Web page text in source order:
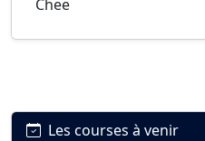
Les courses à venir